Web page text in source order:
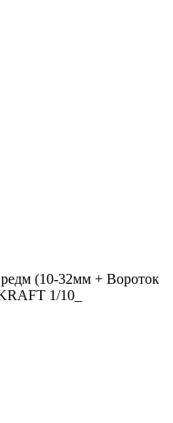
(10-32мм + Вороток
1/10_